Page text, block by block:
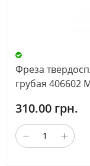
Фреза
грубая 406602
310.00 грн.